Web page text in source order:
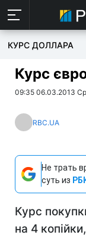
КУРС ДОЛЛАРА
Курс
09:35 06.03.2013 Ср
RBC.UA
Не трать
суть из
Курс
на 4